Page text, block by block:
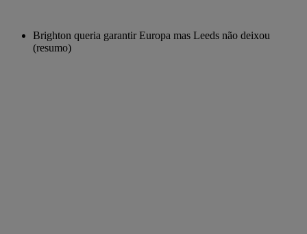
Brighton queria garantir Europa mas Leeds não deixou
(resumo)